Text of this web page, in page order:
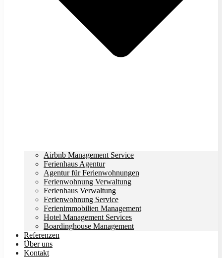
Airbnb Management Service
Ferienhaus Agentur
Agentur für Ferienwohnungen
Ferienwohnung Verwaltung
Ferienhaus Verwaltung
Ferienwohnung Service
Ferienimmobilien Management
Hotel Management Services
Boardinghouse Management
Referenzen
Über uns
Kontakt